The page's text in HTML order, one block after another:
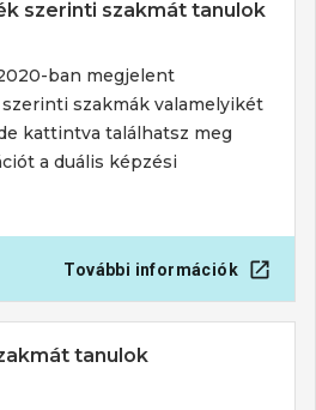
szerinti szakmát tanulok
ban megjelent
szakmák valamelyikét
kattintva találhatsz meg
a duális képzési
További információk
tanulok